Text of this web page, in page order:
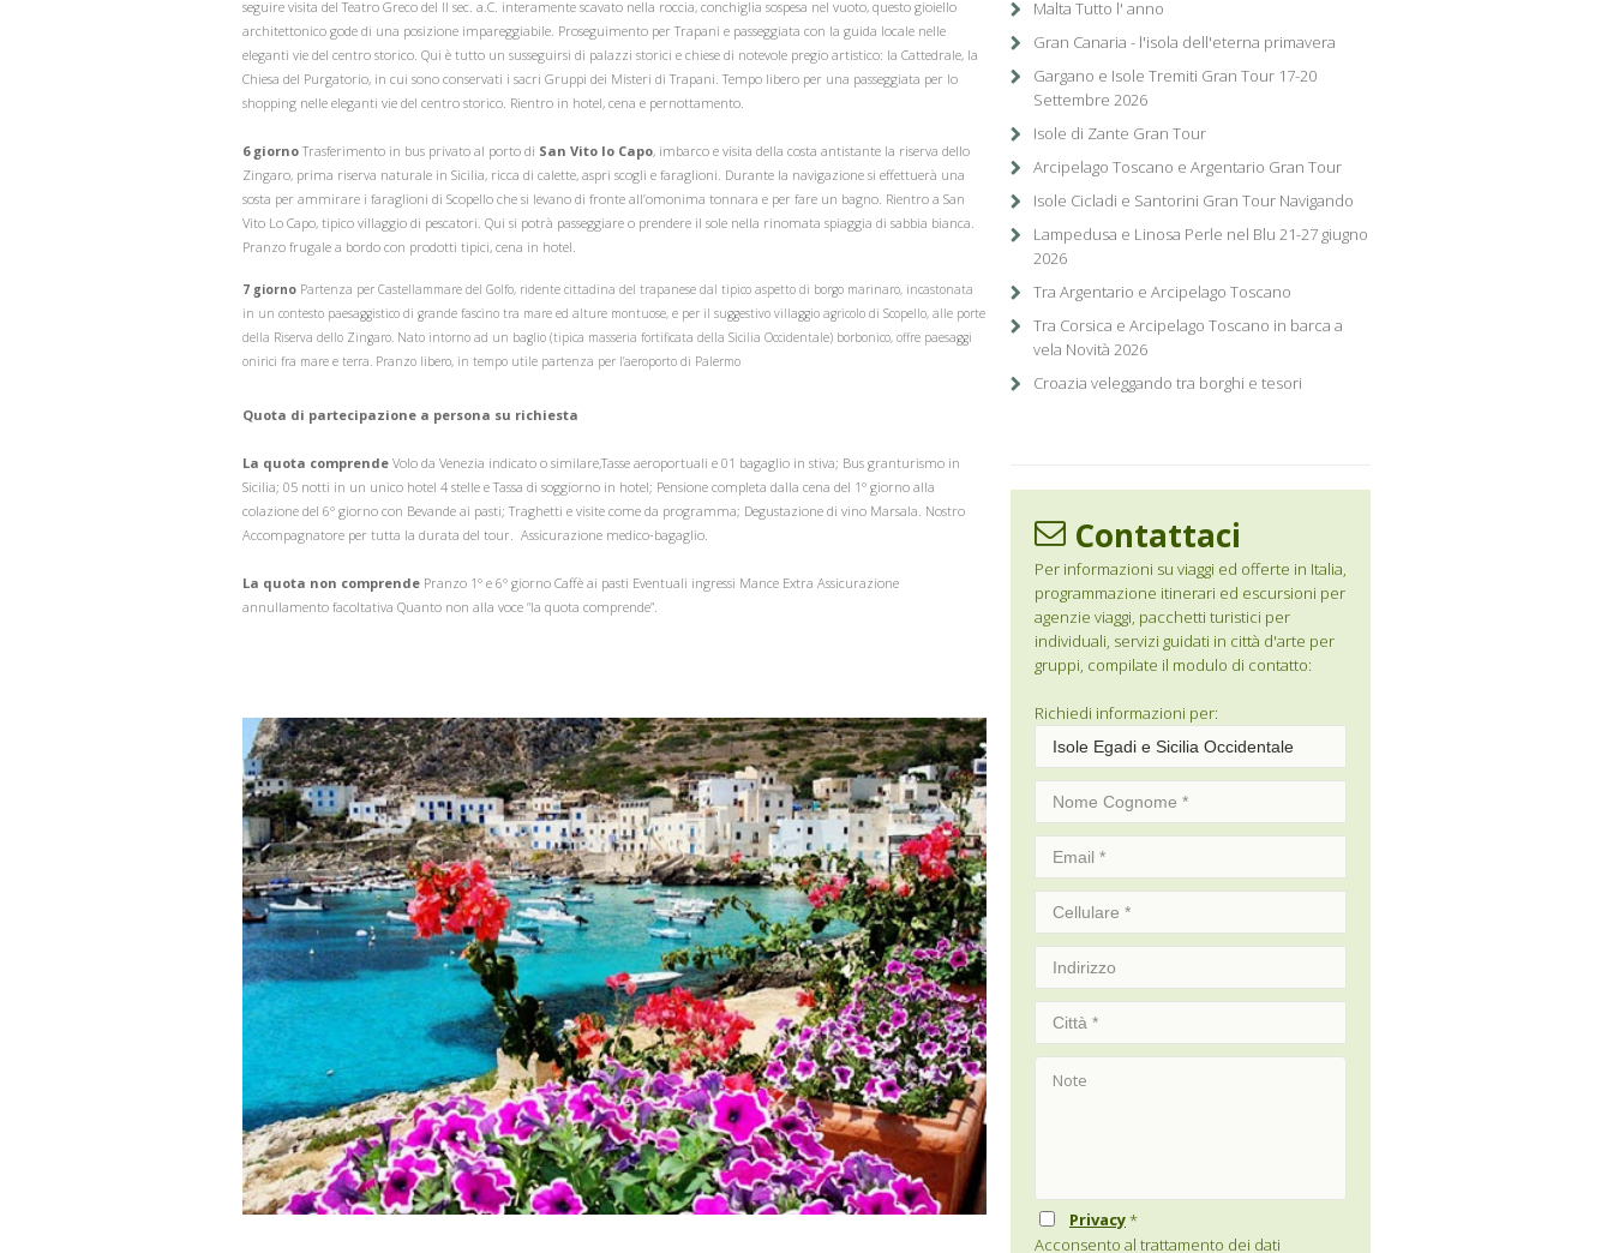
seguire visita del Teatro Greco del II sec. a.C. interamente scavato nella roccia, conchiglia sospesa nel vuoto, questo gioiello
architettonico gode di una posizione impareggiabile. Proseguimento per Trapani e passeggiata con la guida locale nelle
eleganti vie del centro storico. Qui è tutto un susseguirsi di palazzi storici e chiese di notevole pregio artistico: la Cattedrale, la
Chiesa del Purgatorio, in cui sono conservati i sacri Gruppi dei Misteri di Trapani. Tempo libero per una passeggiata per lo
shopping nelle eleganti vie del centro storico. Rientro in hotel, cena e pernottamento.
6 giornoTrasferimento in bus privato al porto di San Vito lo Capo, imbarco e visita della costa antistante la riserva dello
Zingaro, prima riserva naturale in Sicilia, ricca di calette, aspri scogli e faraglioni. Durante la navigazione si effettuerà una
sosta per ammirare i faraglioni di Scopello che si levano di fronte all’omonima tonnara e per fare un bagno. Rientro a San
Vito Lo Capo, tipico villaggio di pescatori. Qui si potrà passeggiare o prendere il sole nella rinomata spiaggia di sabbia bianca.
Pranzo frugale a bordo con prodotti tipici, cena in hotel.
7 giorno Partenza per Castellammare del Golfo, ridente cittadina del trapanese dal tipico aspetto di borgo marinaro, incastonata
in un contesto paesaggistico di grande fascino tra mare ed alture montuose, e per il suggestivo villaggio agricolo di Scopello, alle porte
della Riserva dello Zingaro. Nato intorno ad un baglio (tipica masseria fortificata della Sicilia Occidentale) borbonico, offre paesaggi
onirici fra mare e terra. Pranzo libero, in tempo utile partenza per l’aeroporto di Palermo
Quota di partecipazione a persona su richiesta
La quota comprende Volo da Venezia indicato o similare,Tasse aeroportuali e 01 bagaglio in stiva; Bus granturismo in
Sicilia; 05 notti in un unico hotel 4 stelle e Tassa di soggiorno in hotel; Pensione completa dalla cena del 1° giorno alla
colazione del 6° giorno con Bevande ai pasti; Traghetti e visite come da programma; Degustazione di vino Marsala. Nostro
Accompagnatore per tutta la durata del tour. Assicurazione medico-bagaglio.
La quota non comprende Pranzo 1° e 6° giorno Caffè ai pasti Eventuali ingressi Mance Extra Assicurazione
annullamento facoltativa Quanto non alla voce “la quota comprende”.
Malta Tutto l' anno
Gran Canaria - l'isola dell'eterna primavera
Gargano e Isole Tremiti Gran Tour 17-20
Settembre 2026
Isole di Zante Gran Tour
Arcipelago Toscano e Argentario Gran Tour
Isole Cicladi e Santorini Gran Tour Navigando
Lampedusa e Linosa Perle nel Blu 21-27 giugno
2026
Tra Argentario e Arcipelago Toscano
Tra Corsica e Arcipelago Toscano in barca a
vela Novità 2026
Croazia veleggando tra borghi e tesori
Contattaci
Per informazioni su viaggi ed offerte in Italia,
programmazione itinerari ed escursioni per
agenzie viaggi, pacchetti turistici per
individuali, servizi guidati in città d'arte per
gruppi, compilate il modulo di contatto:
Richiedi informazioni per:
Privacy*
Acconsento al trattamento dei dati